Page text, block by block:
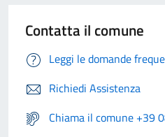
Contatta il comune
Leggi le domande
Richiedi Assistenza
Chiama il comune +39